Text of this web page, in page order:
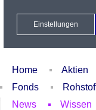
Xetra Realtime
Home Aktien
Fonds
News
Wissen
Einstellungen